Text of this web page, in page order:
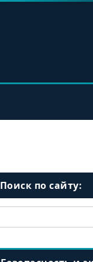
Поиск по сайту: